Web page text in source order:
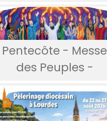
Pentecôte - Messe
des Peuples -